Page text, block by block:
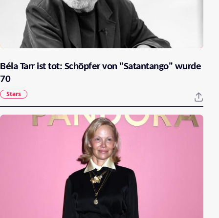
Béla Tarr ist tot: Schöpfer von "Satantango" wurde
70
Stars